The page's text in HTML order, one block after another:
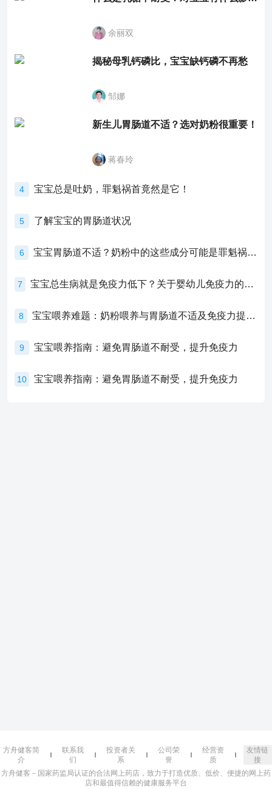
余丽双
揭秘母乳钙磷比，宝宝缺钙磷不再愁
邹娜
新生儿胃肠道不适？选对奶粉很重要！
蒋春玲
4 宝宝总是吐奶，罪魁祸首竟然是它！
5 了解宝宝的胃肠道状况
6 宝宝胃肠道不适？奶粉中的这些成分可能是罪魁祸首！
7 宝宝总生病就是免疫力低下？关于婴幼儿免疫力的真相，家长必须了解！
8 宝宝喂养难题：奶粉喂养与胃肠道不适及免疫力提升的奥秘
9 宝宝喂养指南：避免胃肠道不耐受，提升免疫力
10 宝宝喂养指南：避免胃肠道不耐受，提升免疫力
方舟健客简
介
联系我
们
投资者关
系
公司荣
誉
经营资
质
友情链
接
方舟健客－国家药监局认证的合法网上药店，致力于打造优质、低价、便捷的网上药
店和最值得信赖的健康服务平台